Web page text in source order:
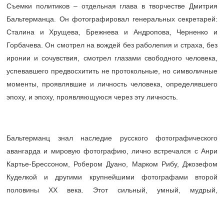
Съемки политиков – отдельная глава в творчестве Дмитрия
Бальтерманца. Он фотографировал генеральных секретарей:
Сталина и Хрущева, Брежнева и Андропова, Черненко и
Горбачева. Он смотрел на вождей без раболепия и страха, без
иронии и сочувствия, смотрел глазами свободного человека,
успевавшего предвосхитить не протокольные, но символичные
моменты, проявлявшие и личность человека, определявшего
эпоху, и эпоху, проявляющуюся через эту личность.
Бальтерманц знал наследие русского фотографического
авангарда и мировую фотографию, лично встречался с Анри
Картье-Брессоном, Робером Дуано, Марком Рибу, Джозефом
Куделкой и другими крупнейшими фотографами второй
половины ХХ века. Этот сильный, умный, мудрый,